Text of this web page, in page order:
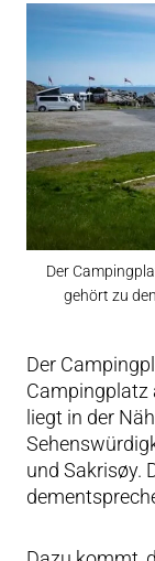
Der
gehört zu
Der
Campingplatz
liegt in der
und Sakrisøy.